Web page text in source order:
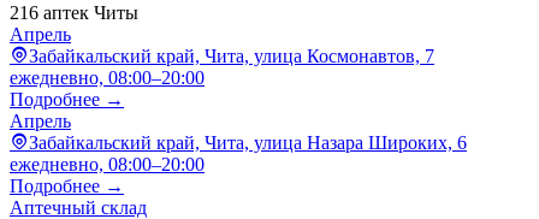
216 аптек Читы
Апрель
Забайкальский край, Чита, улица Космонавтов, 7
ежедневно, 08:00–20:00
Подробнее →
Апрель
Забайкальский край, Чита, улица Назара Широких, 6
ежедневно, 08:00–20:00
Подробнее →
Аптечный склад